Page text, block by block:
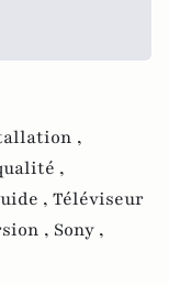
,
,
, Téléviseur
, Sony ,